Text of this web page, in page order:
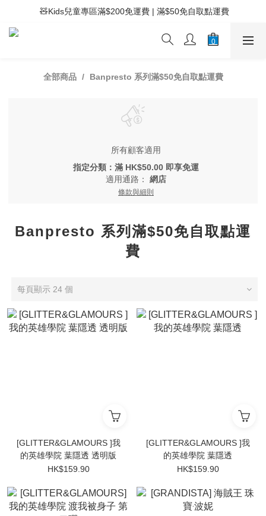
⚡滿$400免運費 | 滿$200免Easy Trade自取點運費
🧸Kids兒童專區滿$200免運費 | 滿$50免自取點運費
全部商品 Banpresto 系列滿$50免自取點運費
所有顧客適用
指定分類：滿 HK$50.00 即享免運
適用通路： 網店
條款與細則
Banpresto 系列滿$50免自取點運
費
每頁顯示 24 個
[GLITTER&GLAMOURS ]我
的英雄學院 葉隱透 透明版
HK$159.90
[GLITTER&GLAMOURS ]我
的英雄學院 葉隱透
HK$159.90